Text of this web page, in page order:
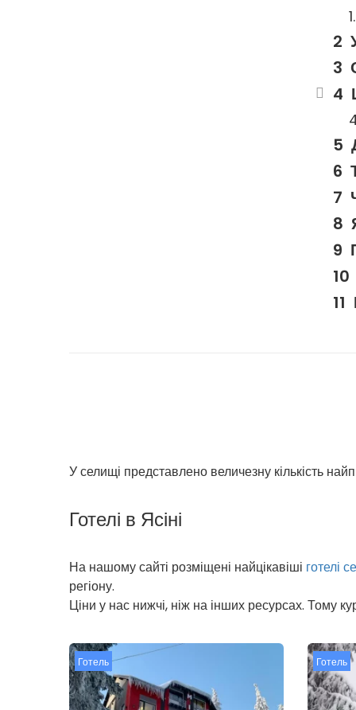
У селищі представлено величезну кількість
Готелі в Ясіні
На нашому сайті розміщені найцікавіші готелі
регіону.
Ціни у нас нижчі, ніж на інших ресурсах. Тому
Готель Готель